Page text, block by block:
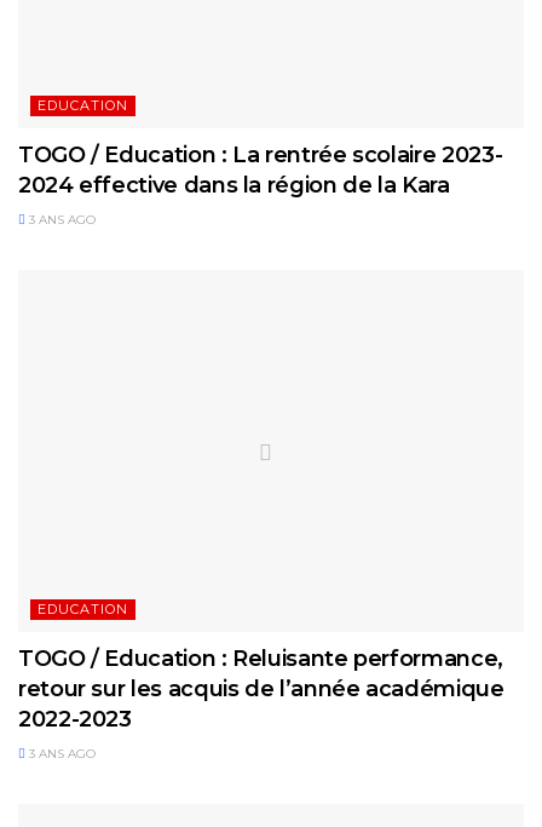
EDUCATION
TOGO / Education : La rentrée scolaire 2023-
2024 effective dans la région de la Kara
3 ANS AGO
EDUCATION
TOGO / Education : Reluisante performance,
retour sur les acquis de l’année académique
2022-2023
3 ANS AGO